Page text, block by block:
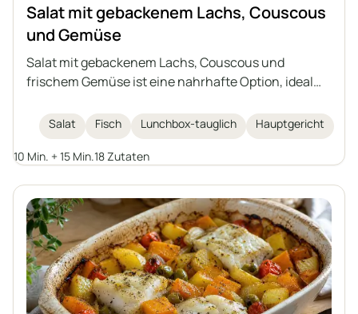
Salat mit gebackenem Lachs, Couscous
und Gemüse
Salat mit gebackenem Lachs, Couscous und
frischem Gemüse ist eine nahrhafte Option, ideal
Mitnehmen ins Büro. Die Kombination aus saftigem
Lachs in einer aromatischen Marinade, Gemüse und
einem Zitronen-Olivenöl-Dressing ergibt ein Gericht
Salat Fisch Lunchbox-tauglich Hauptgericht
10 Min. + 15 Min.18 Zutaten